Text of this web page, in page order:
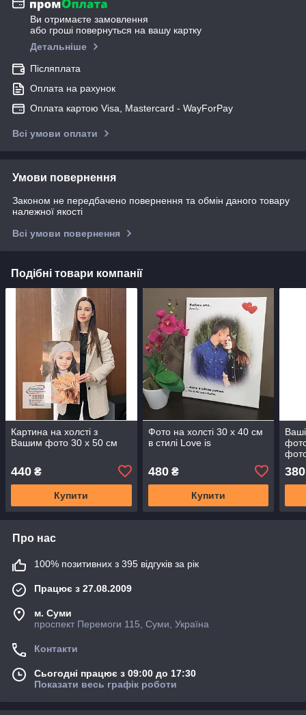
Ви отримаєте замовлення
або гроші повернуться на вашу картку
Детальніше
Післяплата
Оплата на рахунок
Оплата картою Visa, Mastercard - WayForPay
Всі умови оплати
Умови повернення
Законом не передбачено повернення та обмін даного товару
належної якості
Всі умови повернення
Подібні товари компанії
Картина на холсті з
Вашим фото 30 х 50 см
440 ₴
Купити
Фото на холсті 30 х 40 см
в стилі Love is
480₴
Купити
380
Про нас
100% позитивних з 395 відгуків за рік
Працює з 27.08.2009
м. Суми
проспект Перемоги 115, Суми, Україна
Контакти
Сьогодні працює з 09:00 до 17:30
Показати весь графік роботи